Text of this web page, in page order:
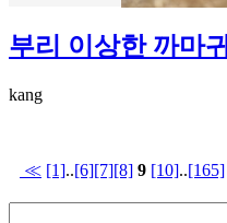
부리 이상한 까마귀
kang
≪ [1]..[6][7][8] 9 [10]..[165]